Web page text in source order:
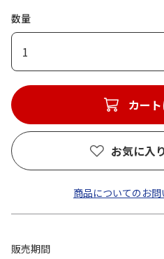
数量
1
カー
お気に入
商品についてのお
販売期間